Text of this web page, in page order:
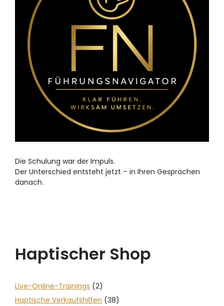
Die Schulung war der Impuls.
Der Unterschied entsteht jetzt – in Ihren Gesprächen
danach.
Haptischer Shop
Live-Online-Trainings (2)
Haptische Verkaufshilfen (38)